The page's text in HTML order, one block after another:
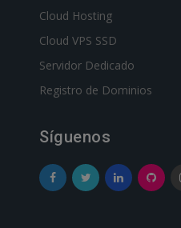
Cloud Hosting
Cloud VPS SSD
Servidor Dedicado
Registro de Dominios
Síguenos